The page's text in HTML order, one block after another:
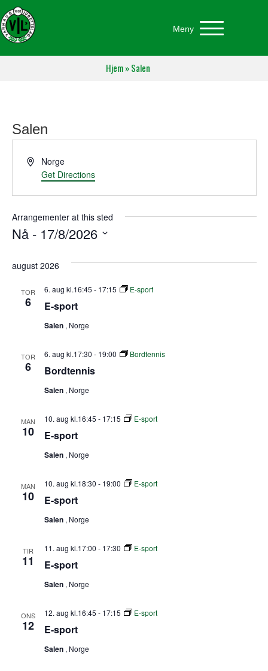
Meny
Hjem»Salen
Salen
A
r
e
s
s
Norge
Get Directions
Arrangementer at this sted
Nå - 17/8/2026
august 2026
TOR
6 E-sport
6. aug kl.16:45 - 17:15 E-sport
Salen , Norge
TOR
6 Bordtennis
6. aug kl.17:30 - 19:00 Bordtennis
Salen , Norge
MAN
10 E-sport
10. aug kl.16:45 - 17:15 E-sport
Salen , Norge
MAN
10 E-sport
10. aug kl.18:30 - 19:00 E-sport
Salen , Norge
TIR
11 E-sport
11. aug kl.17:00 - 17:30 E-sport
Salen , Norge
ONS
12 E-sport
12. aug kl.16:45 - 17:15 E-sport
Salen , Norge